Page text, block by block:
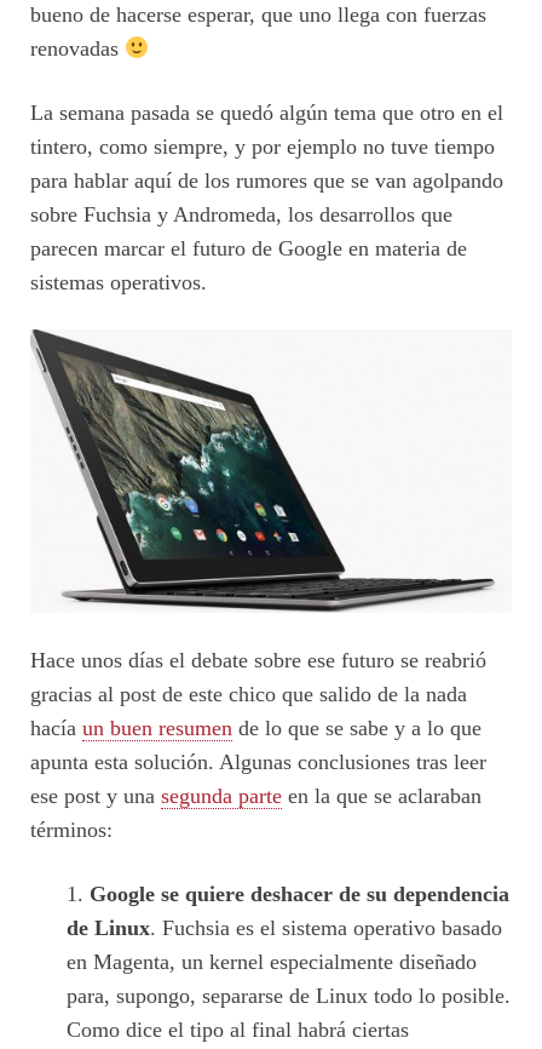
bueno de hacerse esperar, que uno llega con fuerzas
renovadas
La semana pasada se quedó algún tema que otro en el
tintero, como siempre, y por ejemplo no tuve tiempo
para hablar aquí de los rumores que se van agolpando
sobre Fuchsia y Andromeda, los desarrollos que
parecen marcar el futuro de Google en materia de
sistemas operativos.
Hace unos días el debate sobre ese futuro se reabrió
gracias al post de este chico que salido de la nada
hacía un buen resumen de lo que se sabe y a lo que
apunta esta solución. Algunas conclusiones tras leer
ese post y una segunda parte en la que se aclaraban
términos:
Google se quiere deshacer de su dependencia
de Linux. Fuchsia es el sistema operativo basado
en Magenta, un kernel especialmente diseñado
para, supongo, separarse de Linux todo lo posible.
Como dice el tipo al final habrá ciertas